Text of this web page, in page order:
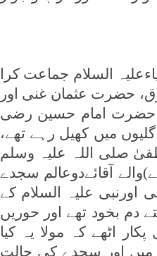
السلام جماعت کرا
حضرت عثمان غنی اور
حضرت امام حسین رضی
میں کھیل رہے تھے،
صلی اللہ علیہ وسلم
آقائےدوعالم سجدے
علیہ السلام کے
دم بخود تھے اور حوریں
اٹھے کہ مولا یہ کیا
میں اور سجدے کی حالت